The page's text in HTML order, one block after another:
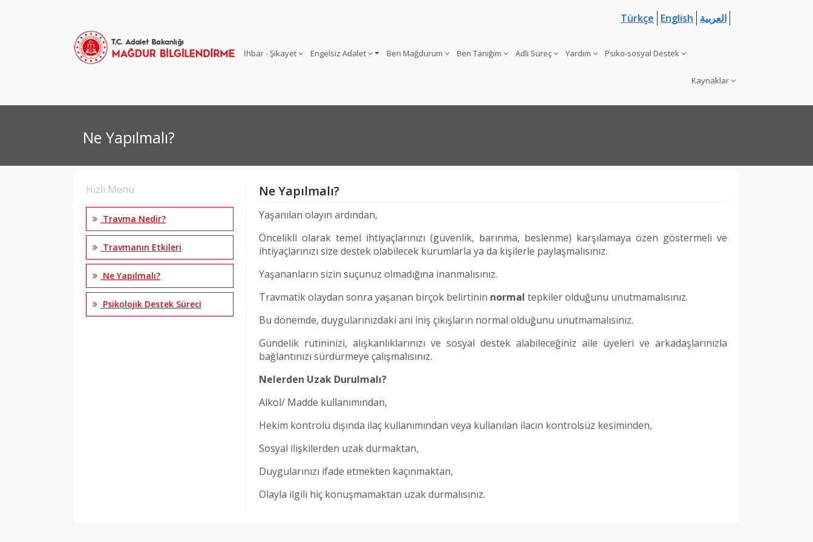
Türkçe English العربية
İhbar - Şikayet Engelsiz Adalet Ben Mağdurum Ben Tanığım Adli Süreç Yardım Psiko-sosyal Destek
Kaynaklar
Ne Yapılmalı?
Hızlı Menü
Travma Nedir?
Travmanın Etkileri
Ne Yapılmalı?
Psikolojik Destek Süreci
Ne Yapılmalı?
Yaşanılan olayın ardından,
Öncelikli olarak temel ihtiyaçlarınızı (güvenlik, barınma, beslenme) karşılamaya özen göstermeli ve
ihtiyaçlarınızı size destek olabilecek kurumlarla ya da kişilerle paylaşmalısınız.
Yaşananların sizin suçunuz olmadığına inanmalısınız.
Travmatik olaydan sonra yaşanan birçok belirtinin normal tepkiler olduğunu unutmamalısınız.
Bu dönemde, duygularınızdaki ani iniş çıkışların normal olduğunu unutmamalısınız.
Gündelik rutininizi, alışkanlıklarınızı ve sosyal destek alabileceğiniz aile üyeleri ve arkadaşlarınızla
bağlantınızı sürdürmeye çalışmalısınız.
Nelerden Uzak Durulmalı?
Alkol/ Madde kullanımından,
Hekim kontrolü dışında ilaç kullanımından veya kullanılan ilacın kontrolsüz kesiminden,
Sosyal ilişkilerden uzak durmaktan,
Duygularınızı ifade etmekten kaçınmaktan,
Olayla ilgili hiç konuşmamaktan uzak durmalısınız.